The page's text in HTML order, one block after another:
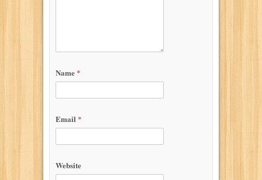
Name *
Email *
Website